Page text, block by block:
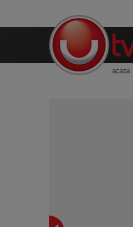
acasa